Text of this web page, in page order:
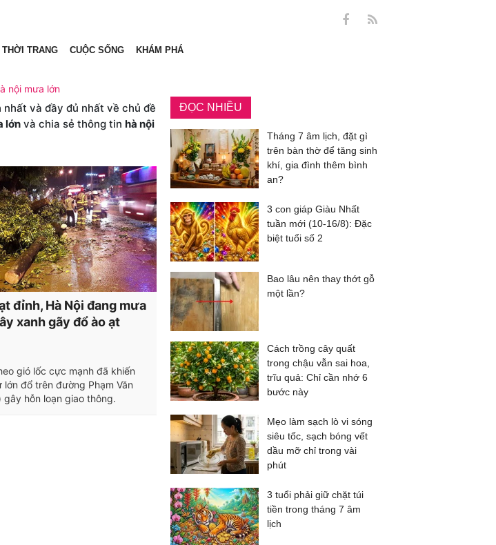
THỜI TRANG CUỘC SỐNG KHÁM PHÁ
nội mưa lớn
và đầy đủ nhất về chủ đề
lớn và chia sẻ thông tin hà nội
đỉnh, Hà Nội đang mưa
xanh gãy đổ ào ạt
gió lốc cực mạnh đã khiến
lớn đổ trên đường Phạm Văn
gây hỗn loạn giao thông.
ĐỌC NHIỀU
Tháng 7 âm lịch, đặt gì
trên bàn thờ để tăng sinh
khí, gia đình thêm bình
an?
3 con giáp Giàu Nhất
tuần mới (10-16/8): Đặc
biệt tuổi số 2
Bao lâu nên thay thớt gỗ
một lần?
Cách trồng cây quất
trong chậu vẫn sai hoa,
trĩu quả: Chỉ cần nhớ 6
bước này
Mẹo làm sạch lò vi sóng
siêu tốc, sạch bóng vết
dầu mỡ chỉ trong vài
phút
3 tuổi phải giữ chặt túi
tiền trong tháng 7 âm
lịch